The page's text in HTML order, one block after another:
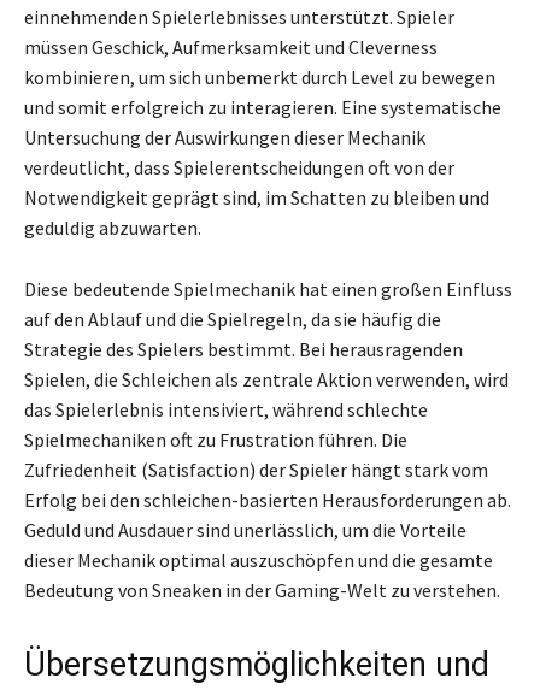
einnehmenden Spielerlebnisses unterstützt. Spieler
müssen Geschick, Aufmerksamkeit und Cleverness
kombinieren, um sich unbemerkt durch Level zu bewegen
und somit erfolgreich zu interagieren. Eine systematische
Untersuchung der Auswirkungen dieser Mechanik
verdeutlicht, dass Spielerentscheidungen oft von der
Notwendigkeit geprägt sind, im Schatten zu bleiben und
geduldig abzuwarten.
Diese bedeutende Spielmechanik hat einen großen Einfluss
auf den Ablauf und die Spielregeln, da sie häufig die
Strategie des Spielers bestimmt. Bei herausragenden
Spielen, die Schleichen als zentrale Aktion verwenden, wird
das Spielerlebnis intensiviert, während schlechte
Spielmechaniken oft zu Frustration führen. Die
Zufriedenheit (Satisfaction) der Spieler hängt stark vom
Erfolg bei den schleichen-basierten Herausforderungen ab.
Geduld und Ausdauer sind unerlässlich, um die Vorteile
dieser Mechanik optimal auszuschöpfen und die gesamte
Bedeutung von Sneaken in der Gaming-Welt zu verstehen.
Übersetzungsmöglichkeiten und